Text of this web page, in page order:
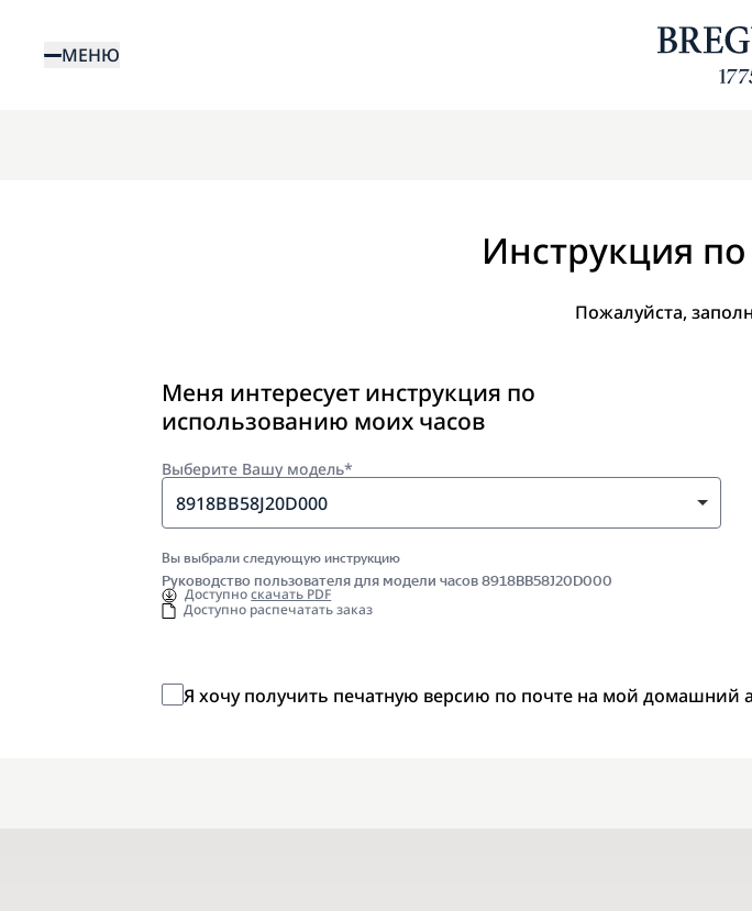
основномуМЕНЮ
Инструкция
Пожалуйста,
Меня интересует инструкция по
использованию моих часов
Выберите Вашу модель*
8918BB58J20D000
Вы выбрали следующую инструкцию
Руководство пользователя для модели часов 8918BB58J20D000
Доступноскачать PDF
Доступно распечатать заказ
Я хочу получить печатную версию по почте на мой домашний